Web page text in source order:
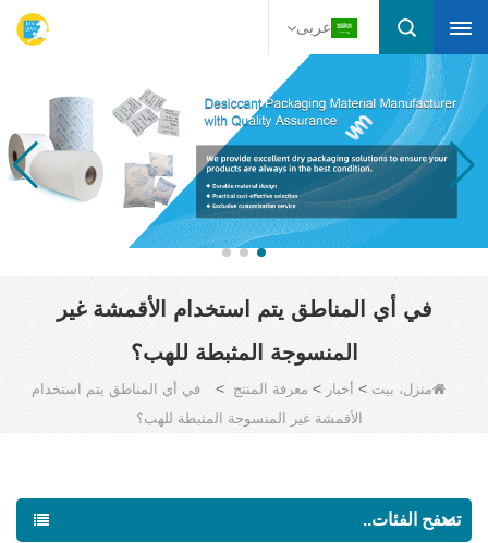
عربى
في أي المناطق يتم استخدام الأقمشة غير
المنسوجة المثبطة للهب؟
منزل، بيت > أخبار > معرفة المنتج >
في أي المناطق يتم استخدام
الأقمشة غير المنسوجة المثبطة للهب؟
تصفح الفئات..